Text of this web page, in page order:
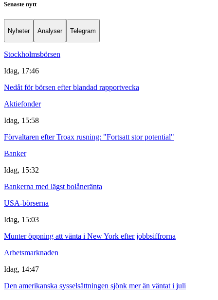
Senaste nytt
Nyheter Analyser Telegram
Stockholmsbörsen
Idag, 17:46
Nedåt för börsen efter blandad rapportvecka
Aktiefonder
Idag, 15:58
Förvaltaren efter Troax rusning: "Fortsatt stor potential"
Banker
Idag, 15:32
Bankerna med lägst bolåneränta
USA-börserna
Idag, 15:03
Munter öppning att vänta i New York efter jobbsiffrorna
Arbetsmarknaden
Idag, 14:47
Den amerikanska sysselsättningen sjönk mer än väntat i juli